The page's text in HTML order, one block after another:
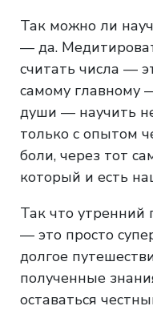
Так можно ли
— да.
считать числа —
самому главному
души — научить
только с опытом
боли, через тот
который и есть
Так что утренний
— это просто
долгое
полученные
оставаться